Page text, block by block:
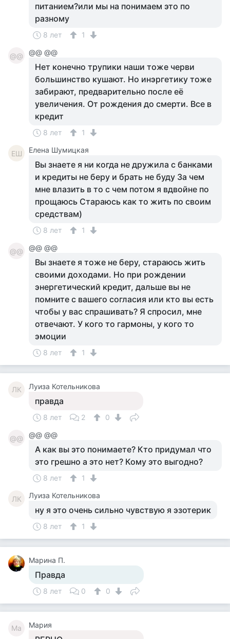
питанием?или мы на понимаем это по
разному
8 лет 1
@@ @@ @@
Нет конечно трупики наши тоже черви
большинство кушают. Но инэргетику тоже
забирают, предварительно после её
увеличения. От рождения до смерти. Все в
кредит
8 лет 1
ЕШ Елена Шумицкая
Вы знаете я ни когда не дружила с банками
и кредиты не беру и брать не буду За чем
мне влазить в то с чем потом я вдвойне по
прощаюсь Стараюсь как то жить по своим
средствам)
8 лет 1
@@ @@ @@
Вы знаете я тоже не беру, стараюсь жить
своими доходами. Но при рождении
энергетический кредит, дальше вы не
помните с вашего согласия или кто вы есть
чтобы у вас спрашивать? Я спросил, мне
отвечают. У кого то гармоны, у кого то
эмоции
8 лет 1
ЛК Луиза Котельникова
правда
8 лет 2 0
@@ @@ @@
А как вы это понимаете? Кто придумал что
это грешно а это нет? Кому это выгодно?
8 лет 1
ЛК Луиза Котельникова
ну я это очень сильно чувствую я эзотерик
8 лет 1
Марина П.
Правда
8 лет 0 0
Ма Мария